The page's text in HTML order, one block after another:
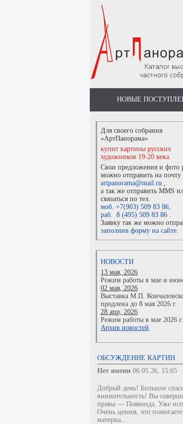
НОВЫЕ
Для своего собрания
«АртПанорама»
купит картины русских
художников 19-20 века.
Свои предложения и фото
можно отправить на почту
artpanorama@mail.ru ,
а так же отправить MMS
связаться по тел.
моб. +7(903) 509 83 86,
раб. 8 (495) 509 83 86 .
Заявку так же можно
заполнив форму на сайте.
НОВОСТИ
13 мая, 2026
Режим работы в мае и
02 мая, 2026
Выставка М.П.
продлена до 8 мая 2026 г.
28 апр, 2026
Режим работы в мае 2026 г.
Архив новостей
ОБСУЖДЕНИЕ КАРТИН
Нет имени 06.05.26, 15:05
Добрый день! Большое
внимательность! Вы
правы — Пояконда. Уже
Очень ценим, что помогаете
материа...